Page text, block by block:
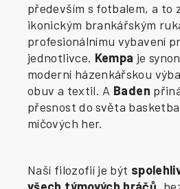
především s fotbalem, a to
ikonickým brankářským
profesionálnímu vybavení
jednotlivce. Kempa je
moderní házenkářskou
obuv a textil. A Baden
přesnost do světa
míčových her.
Naší filozofií je být